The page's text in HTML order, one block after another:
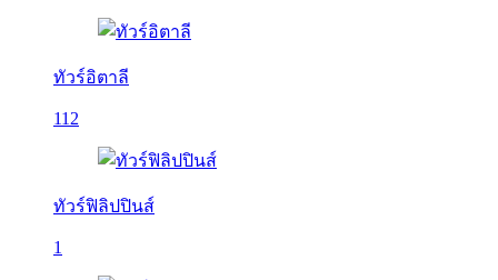
ทัวร์อิตาลี
112
ทัวร์ฟิลิปปินส์
1